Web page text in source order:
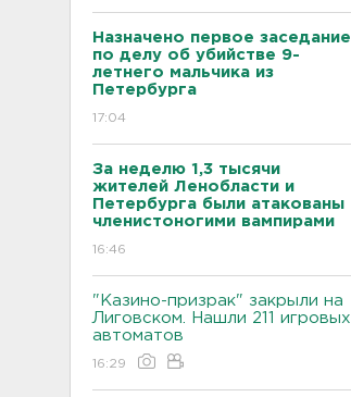
Назначено первое заседание
по делу об убийстве 9-
летнего мальчика из
Петербурга
17:04
За неделю 1,3 тысячи
жителей Ленобласти и
Петербурга были атакованы
членистоногими вампирами
16:46
"Казино-призрак" закрыли на
Лиговском. Нашли 211 игровых
автоматов
16:29